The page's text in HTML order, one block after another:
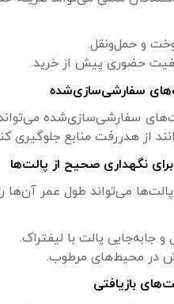
و حمل‌ونقل.
حضوری پیش از خرید.
سفارشی‌سازی‌شده
از هدررفت منابع جلوگیری
می‌تواند طول عمر آن‌ها
پالت با لیفتراک.
در محیط‌های مرطوب.